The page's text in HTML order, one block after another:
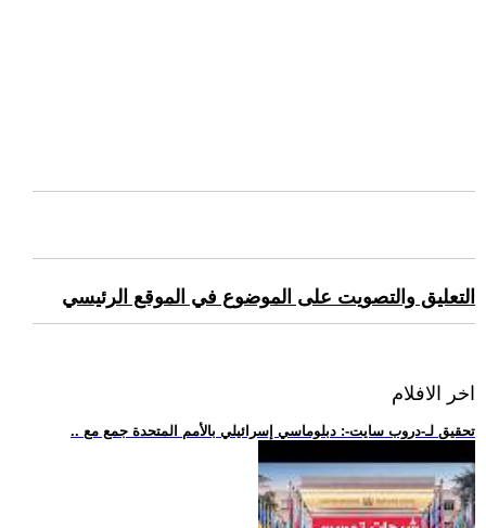
التعليق والتصويت على الموضوع في الموقع الرئيسي
اخر الافلام
.. تحقيق لـ-دروب سايت-: دبلوماسي إسرائيلي بالأمم المتحدة جمع مع